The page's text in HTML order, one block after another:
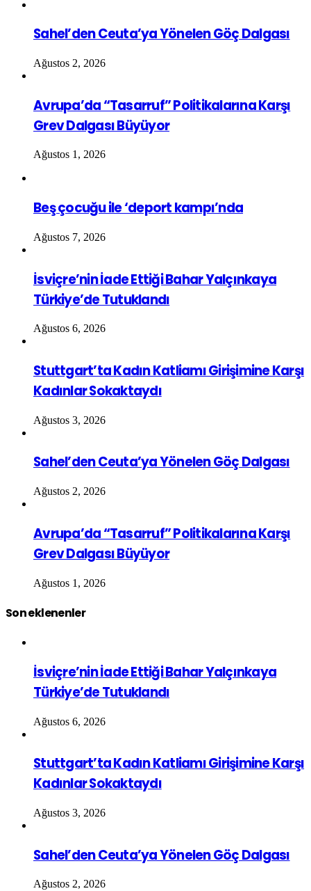
Sahel’den Ceuta’ya Yönelen Göç Dalgası
Ağustos 2, 2026
Avrupa’da “Tasarruf” Politikalarına Karşı
Grev Dalgası Büyüyor
Ağustos 1, 2026
Beş çocuğu ile ‘deport kampı’nda
Ağustos 7, 2026
İsviçre’nin İade Ettiği Bahar Yalçınkaya
Türkiye’de Tutuklandı
Ağustos 6, 2026
Stuttgart’ta Kadın Katliamı Girişimine Karşı
Kadınlar Sokaktaydı
Ağustos 3, 2026
Sahel’den Ceuta’ya Yönelen Göç Dalgası
Ağustos 2, 2026
Avrupa’da “Tasarruf” Politikalarına Karşı
Grev Dalgası Büyüyor
Ağustos 1, 2026
Son eklenenler
İsviçre’nin İade Ettiği Bahar Yalçınkaya
Türkiye’de Tutuklandı
Ağustos 6, 2026
Stuttgart’ta Kadın Katliamı Girişimine Karşı
Kadınlar Sokaktaydı
Ağustos 3, 2026
Sahel’den Ceuta’ya Yönelen Göç Dalgası
Ağustos 2, 2026